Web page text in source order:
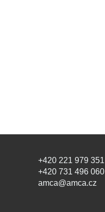
+420 221 979 351
+420 731 496 060
amca@amca.cz